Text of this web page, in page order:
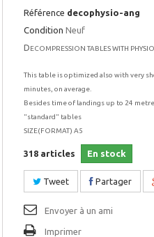
Référence decophysio-ang
Condition Neuf
DECOMPRESSION TABLES WITH
This table is optimized also with very
minutes, on average.
Besides time of landings up to 24
"standard" tables
SIZE(FORMAT) A5
318 articles En stock
Tweet Partager
Envoyer à un ami
Imprimer